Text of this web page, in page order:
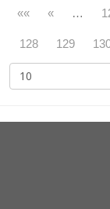
«« « …
128 129